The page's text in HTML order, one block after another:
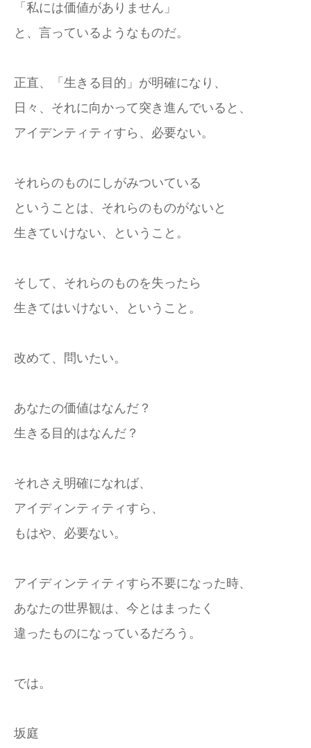
「私には価値がありません」
と、言っているようなものだ。
正直、「生きる目的」が明確になり、
日々、それに向かって突き進んでいると、
アイデンティティすら、必要ない。
それらのものにしがみついている
ということは、それらのものがないと
生きていけない、ということ。
そして、それらのものを失ったら
生きてはいけない、ということ。
改めて、問いたい。
あなたの価値はなんだ？
生きる目的はなんだ？
それさえ明確になれば、
アイディンティティすら、
もはや、必要ない。
アイディンティティすら不要になった時、
あなたの世界観は、今とはまったく
違ったものになっているだろう。
では。
坂庭